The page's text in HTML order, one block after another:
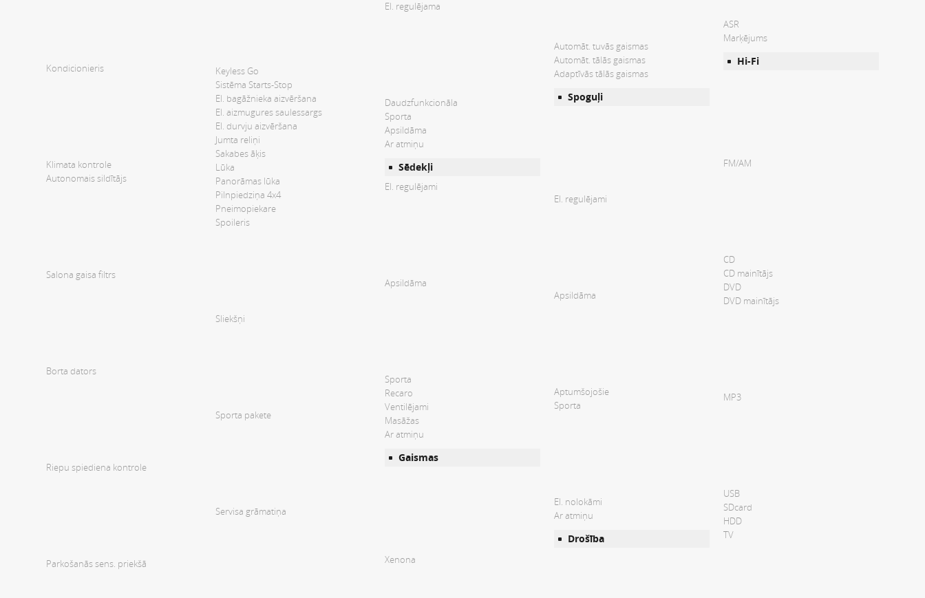
Kondicionieris
Klimata kontrole
Autonomais sildītājs
Salona gaisa filtrs
Borta dators
Riepu spiediena kontrole
Parkošanās sens. priekšā
Keyless Go
Sistēma Starts-Stop
El. bagāžnieka aizvēršana
El. aizmugures saulessargs
El. durvju aizvēršana
Jumta reliņi
Sakabes āķis
Lūka
Panorāmas lūka
Pilnpiedziņa 4x4
Pneimopiekare
Spoileris
Sliekšņi
Sporta pakete
Servisa grāmatiņa
El. regulējama
Daudzfunkcionāla
Sporta
Apsildāma
Ar atmiņu
Sēdekļi
El. regulējami
Apsildāma
Sporta
Recaro
Ventilējami
Masāžas
Ar atmiņu
Gaismas
Xenona
Automāt. tuvās gaismas
Automāt. tālās gaismas
Adaptīvās tālās gaismas
Spoguļi
El. regulējami
Apsildāma
Aptumšojošie
Sporta
El. nolokāmi
Ar atmiņu
Drošība
ASR
Marķējums
Hi-Fi
FM/AM
CD
CD mainītājs
DVD
DVD mainītājs
MP3
USB
SDcard
HDD
TV